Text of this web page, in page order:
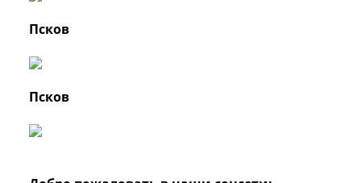
Псков
Псков